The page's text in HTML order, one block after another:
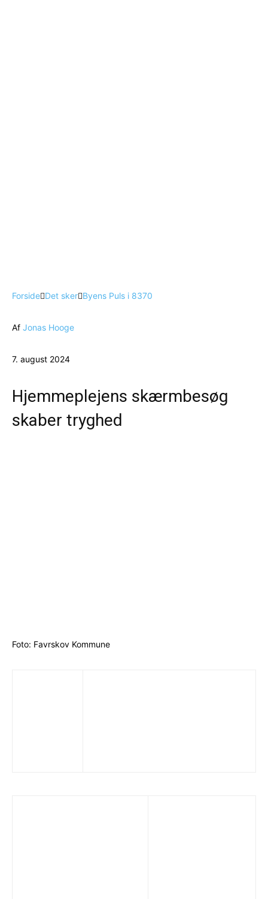
Forside Det sker Byens Puls i 8370
Af Jonas Hooge
7. august 2024
Hjemmeplejens skærmbesøg
skaber tryghed
Foto: Favrskov Kommune